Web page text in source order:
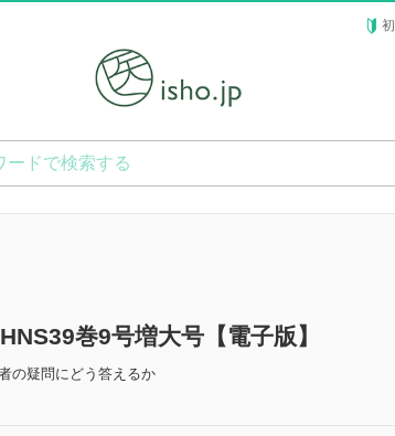
巻9号増大号【電子版】
の疑問にどう答えるか